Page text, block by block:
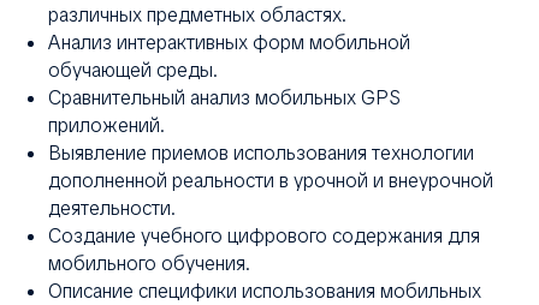
различных предметных областях.
Анализ интерактивных форм мобильной
обучающей среды.
Сравнительный анализ мобильных GPS
приложений.
Выявление приемов использования технологии
дополненной реальности в урочной и внеурочной
деятельности.
Создание учебного цифрового содержания для
мобильного обучения.
Описание специфики использования мобильных